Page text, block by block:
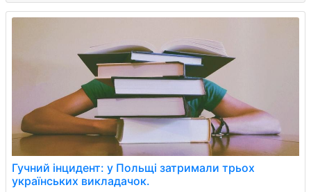
Гучний інцидент: у Польщі затримали трьох
українських викладачок.